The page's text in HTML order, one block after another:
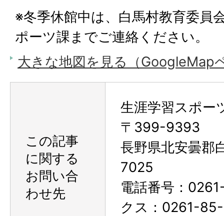
※冬季休館中は、白馬村教育委員
ポーツ課までご連絡ください。
大きな地図を見る（GoogleMap
この記事
に関する
お問い合
わせ先
生涯学習スポー
〒399-9393
長野県北安曇郡
7025
電話番号：
クス：0261-